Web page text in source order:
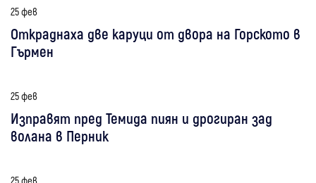
25 фев
Откраднаха две каруци от двора на Горското в
Гърмен
25 фев
Изправят пред Темида пиян и дрогиран зад
волана в Перник
25 фев